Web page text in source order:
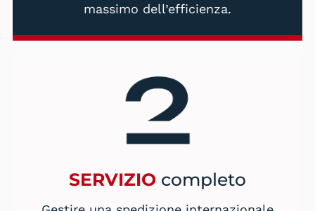
massimo dell’efficienza.
SERVIZIO completo